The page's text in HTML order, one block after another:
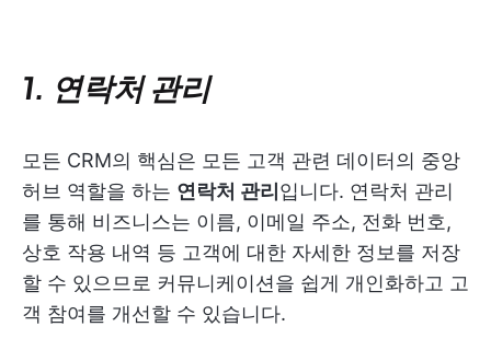
1. 연락처 관리
모든 CRM의 핵심은 모든 고객 관련 데이터의 중앙
허브 역할을 하는 연락처 관리 입니다. 연락처 관리
를 통해 비즈니스는 이름, 이메일 주소, 전화 번호,
상호 작용 내역 등 고객에 대한 자세한 정보를 저장
할 수 있으므로 커뮤니케이션을 쉽게 개인화하고 고
객 참여를 개선할 수 있습니다.